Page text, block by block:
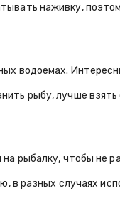
наживку,
водоемах.
рыбу, лучше
рыбалку, чтобы не
в разных случаях